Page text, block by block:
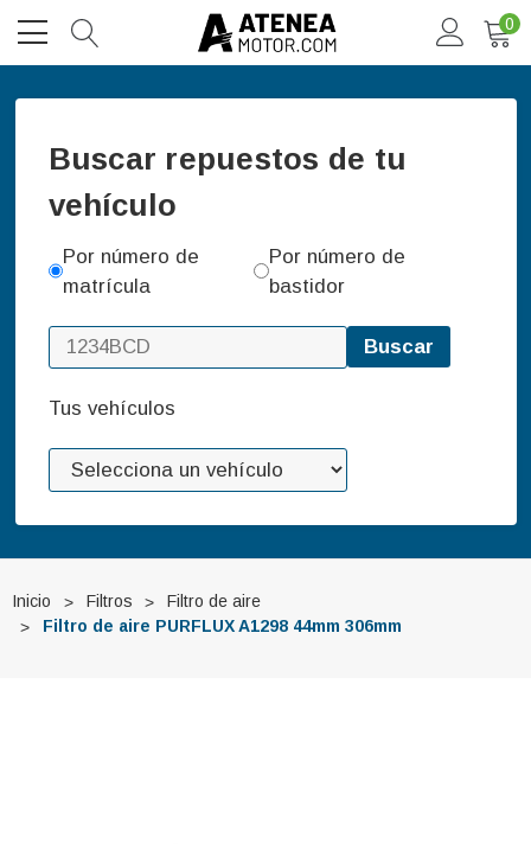
0
Buscar repuestos de tu
vehículo
Por número de
matrícula
Por número de
bastidor
Buscar
Tus vehículos
Inicio Filtros
Filtro de aire
Filtro de aire PURFLUX A1298 44mm 306mm